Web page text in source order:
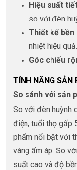
Hiệu suất
so với đèn
Thiết kế bền
nhiệt hiệu quả.
Góc chiếu
TÍNH NĂNG SẢN
So sánh với sản
So với đèn huỳnh
điện, tuổi thọ gấp
phẩm nổi bật với
vàng ấm áp. So
suất cao và độ